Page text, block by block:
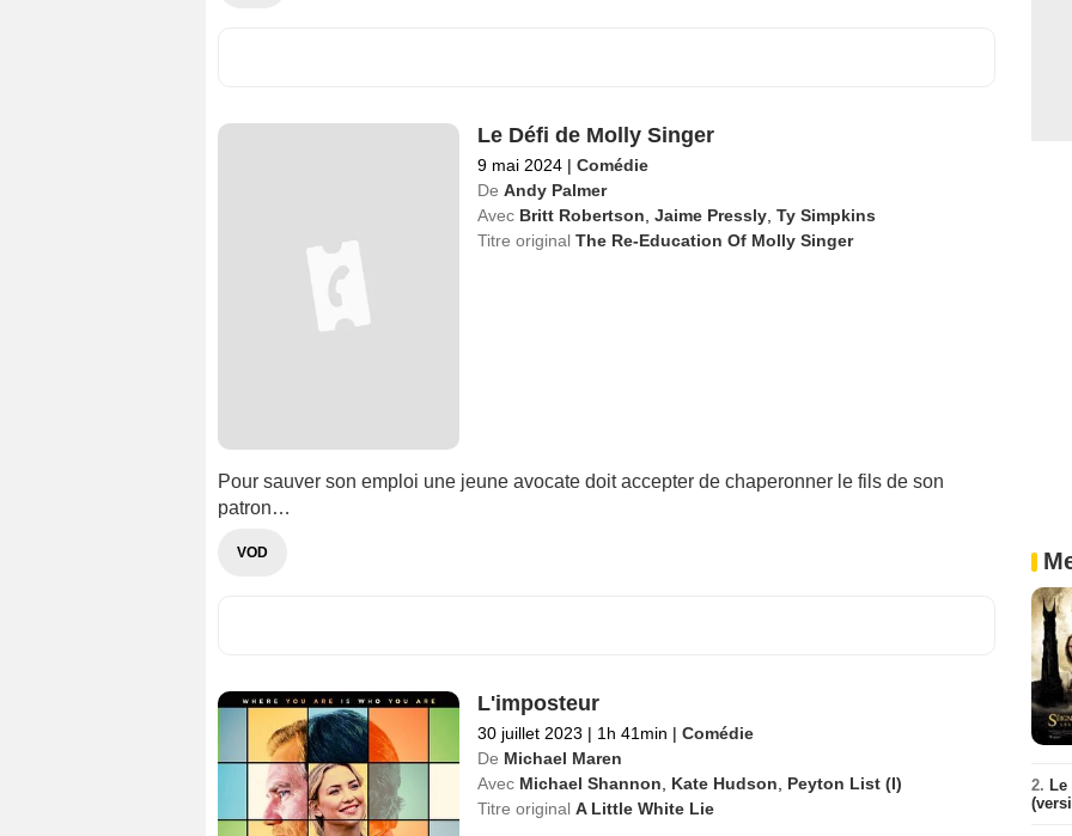
Le Défi de Molly Singer
9 mai 2024 | Comédie
De Andy Palmer
Avec Britt Robertson Jaime Pressly, Ty Simpkins
Titre original The Re-Education Of Molly Singer
Pour sauver son emploi une jeune avocate doit accepter de chaperonner le fils de son
patron…
VOD
L'imposteur
30 juillet 2023 | 1h 41min | Comédie
De Michael Maren
Avec Michael Shannon, Kate Hudson, Peyton List (I)
Titre original A Little White Lie
2.